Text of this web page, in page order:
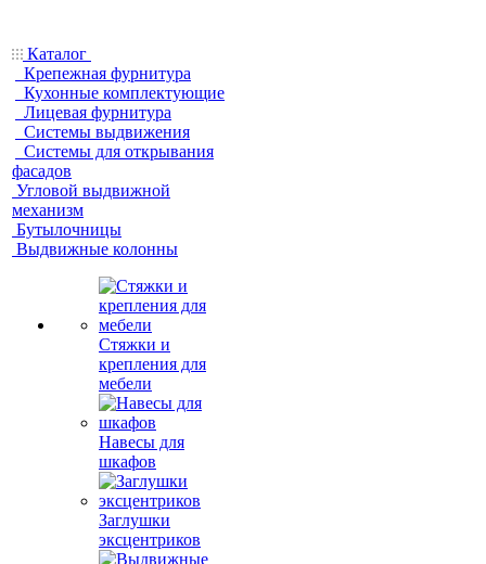
Каталог
Крепежная фурнитура
Кухонные комплектующие
Лицевая фурнитура
Системы выдвижения
Системы для открывания
фасадов
Угловой выдвижной
механизм
Бутылочницы
Выдвижные колонны
Стяжки и
крепления для
мебели
Навесы для
шкафов
Заглушки
эксцентриков